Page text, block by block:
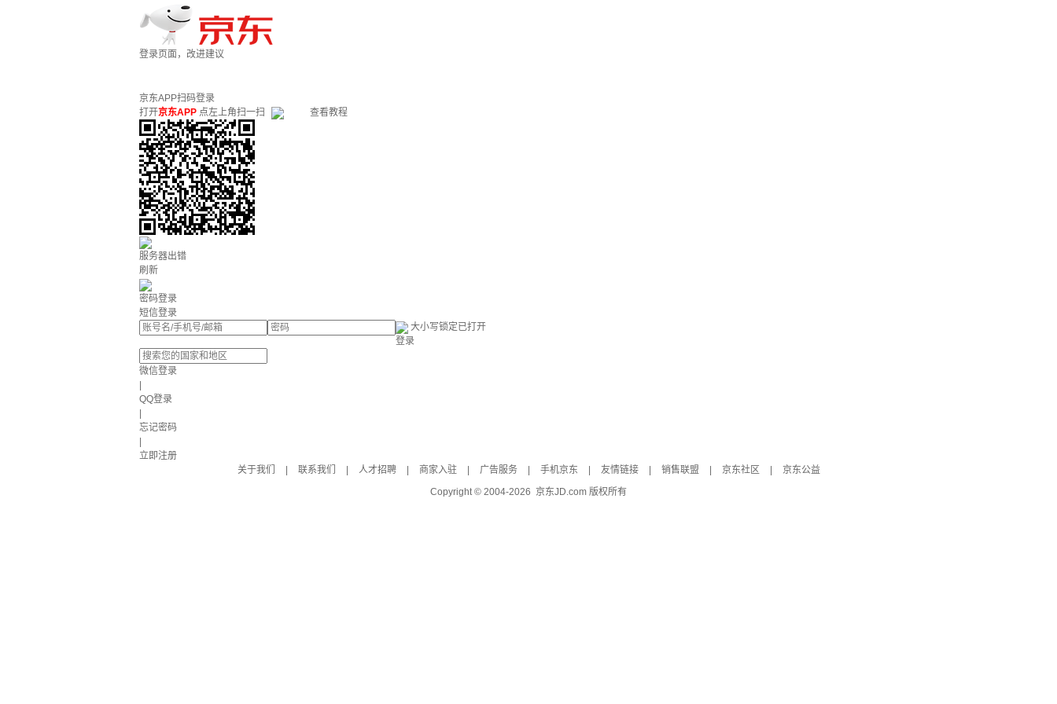
登录页面，改进建议
京东APP扫码登录
打开京东APP 点左上角扫一扫 查看教程
服务器出错
刷新
密码登录
短信登录
大小写锁定已打开
登录
微信登录
QQ登录
忘记密码
立即注册
关于我们
联系我们 人才招聘 商家入驻 广告服务 手机京东 友情链接 销售联盟 京东社区
京东公益
Copyright © 2004-2026 京东JD.com 版权所有